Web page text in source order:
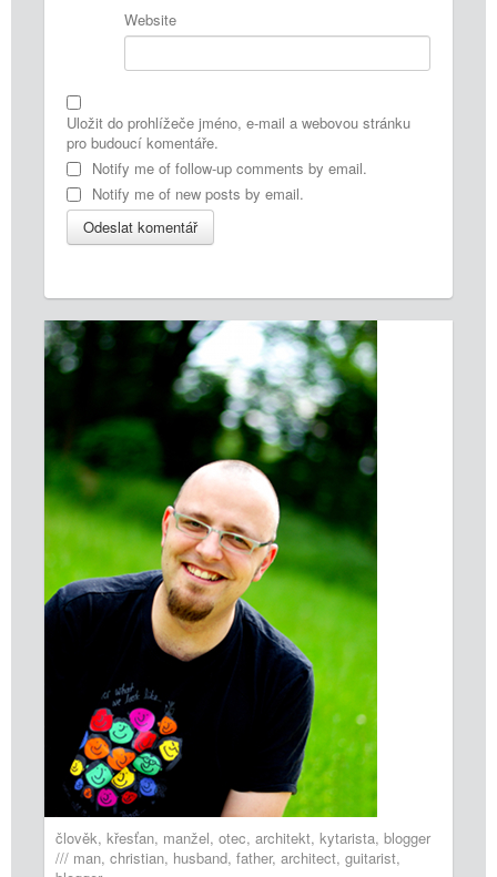
Website
Uložit do prohlížeče jméno, e-mail a webovou stránku
pro budoucí komentáře.
Notify me of follow-up comments by email.
Notify me of new posts by email.
člověk, křesťan, manžel, otec, architekt, kytarista, blogger
/// man, christian, husband, father, architect, guitarist,